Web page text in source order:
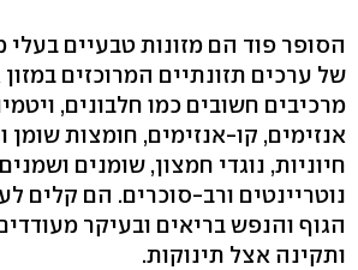
הסופר פוד הם מזונות טבעיים בעלי
של ערכים תזונתיים המרוכזים
מרכיבים חשובים כמו חלבונים,
אנזימים, קו-אנזימים, חומצות שומן
חיוניות, נוגדי חמצון, שומנים
נוטריינטים ורב-סוכרים. הם קלים
הגוף והנפש בריאים ובעיקר
ותקינה אצל תינוקות.